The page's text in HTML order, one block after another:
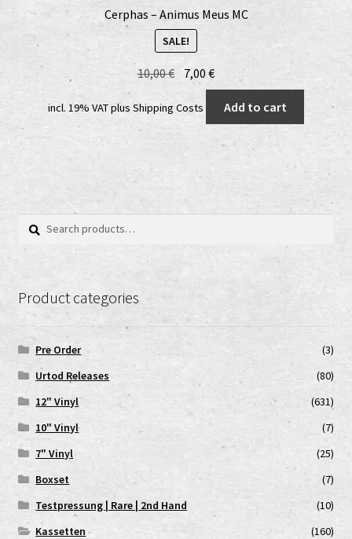
Cerphas – Animus Meus MC
SALE!
10,00€ Original
was:
7,00€Current
price
is:
incl. 19% VATplus Shipping Costs Add to cart
Search
Search
Product categories
Pre Order
(3)
Urtod Releases
(80)
12" Vinyl
(631)
10" Vinyl
(7)
7" Vinyl
(25)
Boxset
(7)
Testpressung | Rare | 2nd Hand
(10)
Kassetten
(160)